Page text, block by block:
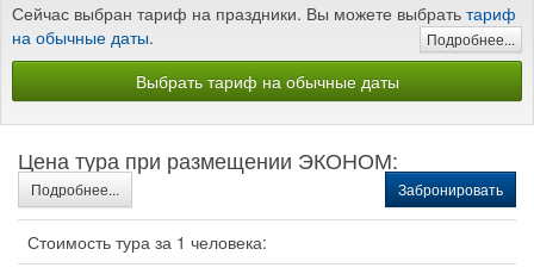
Сейчас выбран тариф на праздники. Вы можете выбрать тариф
на обычные даты. Подробнее...
Выбрать тариф на обычные даты
Цена тура при размещении ЭКОНОМ:
Подробнее... Забронировать
Стоимость тура за 1 человека: